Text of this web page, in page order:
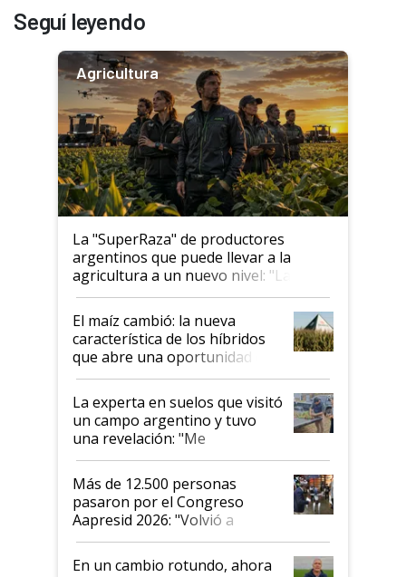
Seguí leyendo
Agricultura
La "SuperRaza" de productores
argentinos que puede llevar a la
agricultura a un nuevo nivel: "Las
posibilidades de crecimiento son
infinitas"
El maíz cambió: la nueva
característica de los híbridos
que abre una oportunidad en
el lote
La experta en suelos que visitó
un campo argentino y tuvo
una revelación: "Me
impresionó mucho"
Más de 12.500 personas
pasaron por el Congreso
Aapresid 2026: "Volvió a
demostrar que hablar del
suelo es hablar de todo el
En un cambio rotundo, ahora